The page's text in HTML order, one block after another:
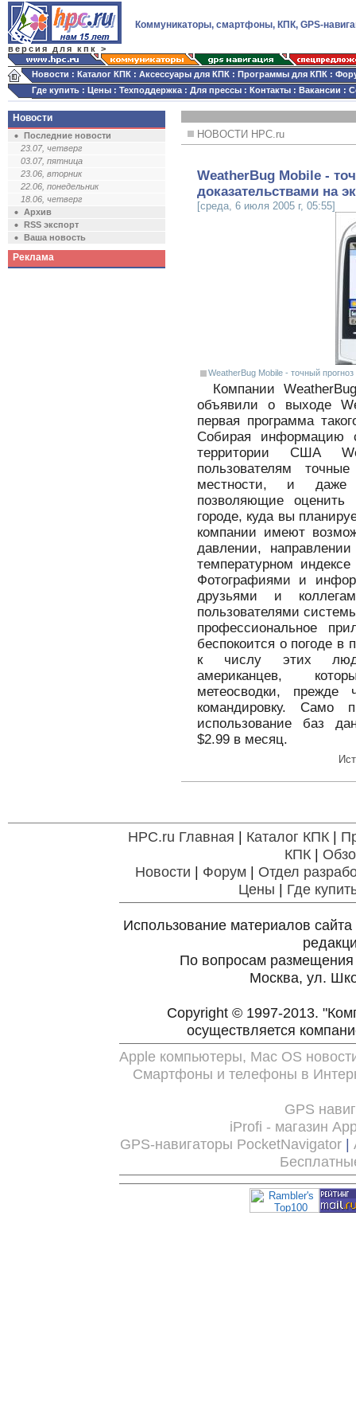
версия для кпк >
Коммуникаторы, смартфоны, КПК, GPS-
Новости : Каталог КПК : Аксессуары для КПК : Программы для КПК :
Где купить : Цены : Техподдержка : Для прессы : Контакты : Вакансии :
Новости
Последние новости
23.07, четверг
03.07, пятница
23.06, вторник
22.06, понедельник
18.06, четверг
Архив
RSS экспорт
Ваша новость
Реклама
НОВОСТИ HPC.ru
WeatherBug Mobile -
доказательствами на
[среда, 6 июля 2005 г, 05:55]
WeatherBug Mobile - точный
Компании
объявили о выходе
первая программа
Собирая информацию
территории США
пользователям
местности, и даже
позволяющие
городе, куда вы
компании имеют
давлении,
температурном
Фотографиями и
друзьями и
пользователями
профессиональное
беспокоится о погоде в
к числу этих
американцев,
метеосводки,
командировку. Само
использование баз
$2.99 в месяц.
HPC.ru Главная | Каталог КПК|
КПК|
Новости | Форум | Отдел
Цены | Где
Использование материалов
По вопросам
Москва, ул.
Copyright © 1997-2013.
осуществляется
Apple компьютеры, Mac OS
Смартфоны и телефоны в
GPS
iProfi - магазин
GPS-навигаторы PocketNavigator |